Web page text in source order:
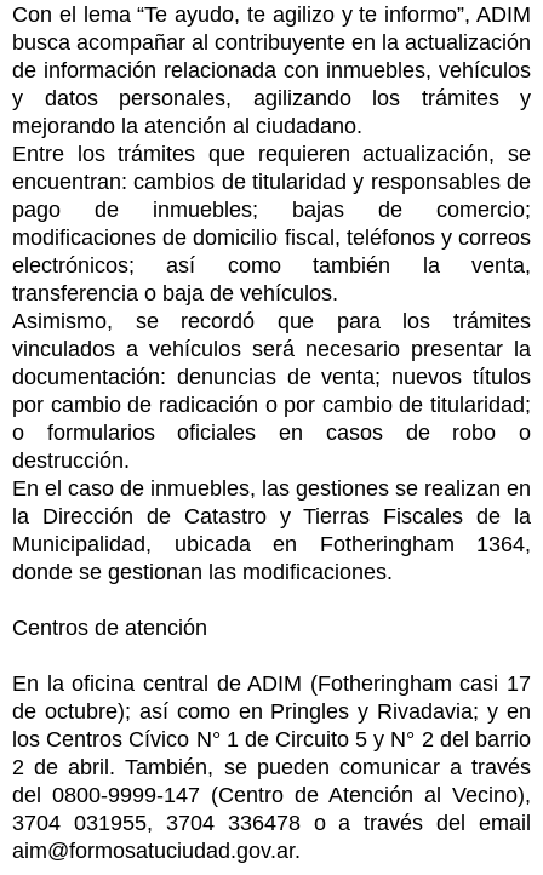
Con el lema “Te ayudo, te agilizo y te informo”, ADIM
busca acompañar al contribuyente en la actualización
de información relacionada con inmuebles, vehículos
y datos personales, agilizando los trámites y
mejorando la atención al ciudadano.
Entre los trámites que requieren actualización, se
encuentran: cambios de titularidad y responsables de
pago de inmuebles; bajas de comercio;
modificaciones de domicilio fiscal, teléfonos y correos
electrónicos; así como también la venta,
transferencia o baja de vehículos.
Asimismo, se recordó que para los trámites
vinculados a vehículos será necesario presentar la
documentación: denuncias de venta; nuevos títulos
por cambio de radicación o por cambio de titularidad;
o formularios oficiales en casos de robo o
destrucción.
En el caso de inmuebles, las gestiones se realizan en
la Dirección de Catastro y Tierras Fiscales de la
Municipalidad, ubicada en Fotheringham 1364,
donde se gestionan las modificaciones.
Centros de atención
En la oficina central de ADIM (Fotheringham casi 17
de octubre); así como en Pringles y Rivadavia; y en
los Centros Cívico N° 1 de Circuito 5 y N° 2 del barrio
2 de abril. También, se pueden comunicar a través
del 0800-9999-147 (Centro de Atención al Vecino),
3704 031955, 3704 336478 o a través del email
aim@formosatuciudad.gov.ar.